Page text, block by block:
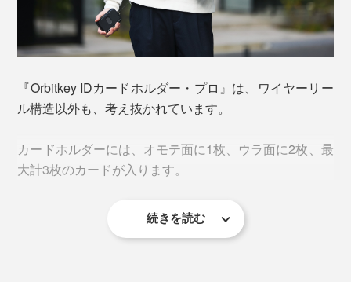
上へ、下へ、どこへでもカードを安定して引き出せる（オモテ面のカードが見え
るように撮影しています。写真のように、ウラ面でタッチしても、センサーキー
ワイヤーが出てこない、つっかかる、音がうるさい、挙
げ句には、すぐ切れる、なんてイライラは、もうありま
せん。
なんとかカードをタッチしようと、腰をかがめたり、い
ちいち首から外したり、そんな面倒ともさようなら。
「どうして、そんなにスムーズに、カードをひっぱり出
『Orbitkey IDカードホルダー・プロ』は、ワイヤーリー
ル構造以外も、考え抜かれています。
カードホルダーには、オモテ面に1枚、ウラ面に2枚、最
大計3枚のカードが入ります。
続きを読む